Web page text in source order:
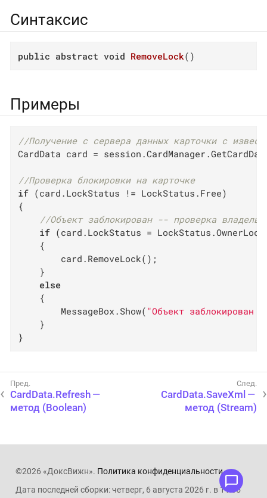
Синтаксис
public abstract void RemoveLock( )
Примеры
//Получение с сервера данных карточки с
CardData card =
//Проверка блокировки на карточке
if (card.LockStatus != LockStatus.Free)
{
//Объект заблокирован -- проверка
if (card.LockStatus =
    {
        card.RemoveLock();
    }
else
    {
        MessageBox.Show(
"Объект заблокирован
    }
}
CardData.Refresh —
метод (Boolean)
CardData.SaveXml —
метод (Stream)
©2026 «ДоксВижн». Политика конфиденциальности.
Дата последней сборки: четверг, 6 августа 2026 г. в 11:05